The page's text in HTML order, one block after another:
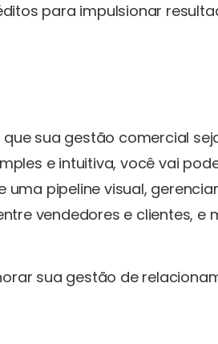
para impulsionar
sua gestão comercial
e intuitiva, você vai
pipeline visual,
vendedores e clientes, e
sua gestão de